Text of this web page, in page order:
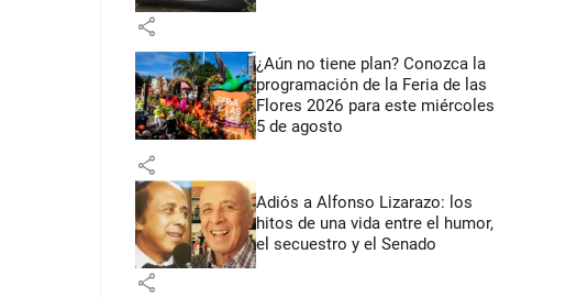
share
¿Aún no tiene plan? Conozca la
programación de la Feria de las
Flores 2026 para este miércoles
5 de agosto
share
Adiós a Alfonso Lizarazo: los
hitos de una vida entre el humor,
el secuestro y el Senado
share